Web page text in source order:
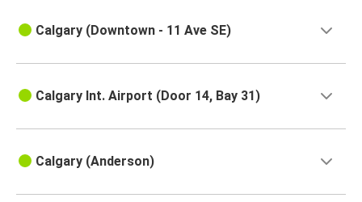
Calgary (Downtown - 11 Ave SE)
Calgary Int. Airport (Door 14, Bay 31)
Calgary (Anderson)